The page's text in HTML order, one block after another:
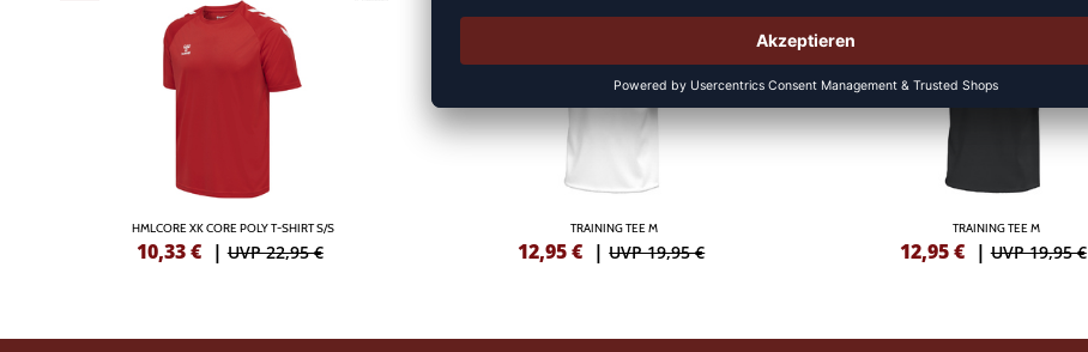
HMLCORE XK CORE POLY T-SHIRT S/S
10,33€ |UVP 22,95 €
TRAINING TEE M
12,95€ |UVP 19,95 €
TRAINING TEE M
12,95€ |UVP 19,95 €